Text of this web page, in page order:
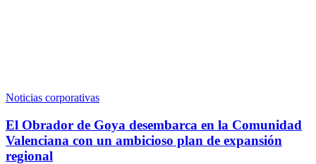
Noticias corporativas
El Obrador de Goya desembarca en la Comunidad
Valenciana con un ambicioso plan de expansión
regional